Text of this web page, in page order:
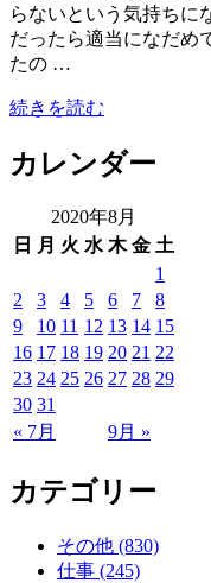
らないという気持ち
だったら適当になだめ
たの …
続きを読む
カレンダー
2020年8月
日 月 火 水 木 金 土
« 7月 9月 »
1
2
3 4 5 6 7
8
9
10 11 12 13 14 15
16 17 18 19 20 21 22
23 24 25 26 27 28 29
30 31
カテゴリー
その他 (830)
仕事 (245)